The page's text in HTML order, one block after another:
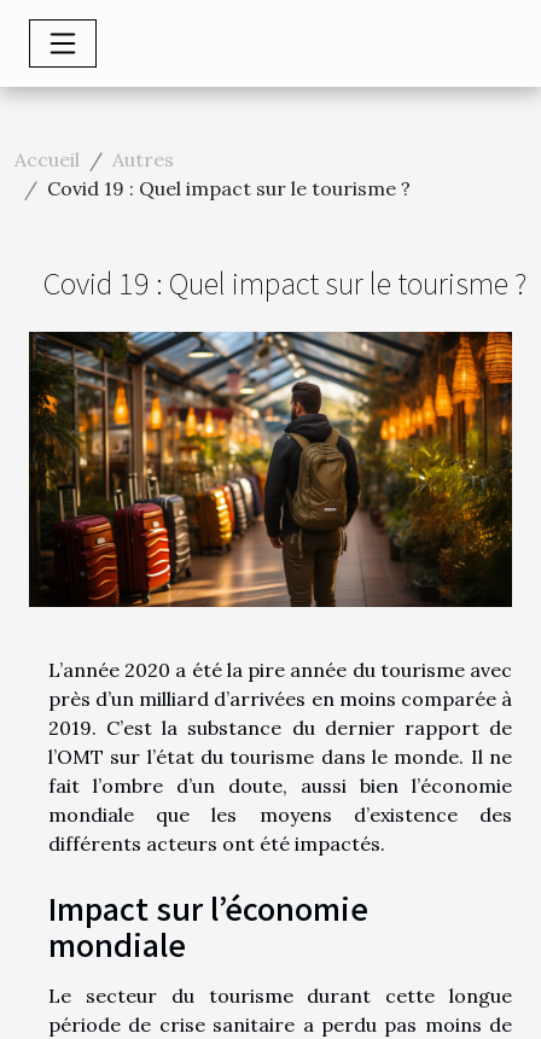
Accueil
Autres
Covid 19 : Quel impact sur le tourisme ?
Covid 19 : Quel impact sur le tourisme ?
L’année 2020 a été la pire année du tourisme avec
près d’un milliard d’arrivées en moins comparée à
2019. C’est la substance du dernier rapport de
l’OMT sur l’état du tourisme dans le monde. Il ne
fait l’ombre d’un doute, aussi bien l’économie
mondiale que les moyens d’existence des
différents acteurs ont été impactés.
Impact sur l’économie
mondiale
Le secteur du tourisme durant cette longue
période de crise sanitaire a perdu pas moins de